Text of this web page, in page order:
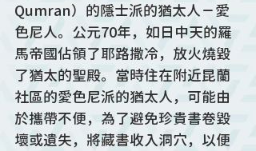
Qumran）的隱士派的猶太人－愛
色尼人。公元70年，如日中天的羅
馬帝國佔領了耶路撒冷，放火燒毀
了猶太的聖殿。當時住在附近昆蘭
社區的愛色尼派的猶太人，可能由
於攜帶不便，為了避免珍貴書卷毀
壞或遺失，將藏書收入洞穴，以便